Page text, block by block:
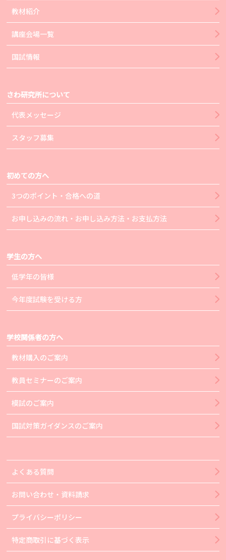
教材紹介
講座会場一覧
国試情報
さわ研究所について
代表メッセージ
スタッフ募集
初めての方へ
3つのポイント・合格への道
お申し込みの流れ・お申し込み方法・お支払方法
学生の方へ
低学年の皆様
今年度試験を受ける方
学校関係者の方へ
教材購入のご案内
教員セミナーのご案内
模試のご案内
国試対策ガイダンスのご案内
よくある質問
お問い合わせ・資料請求
プライバシーポリシー
特定商取引に基づく表示